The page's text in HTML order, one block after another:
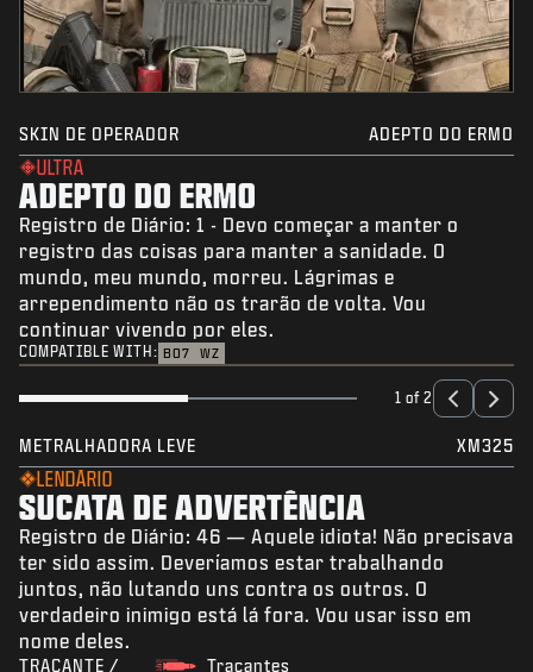
SKIN DE OPERADOR ADEPTO DO ERMO
ULTRA
ADEPTO DO ERMO
Registro de Diário: 1 - Devo começar a manter o
registro das coisas para manter a sanidade. O
mundo, meu mundo, morreu. Lágrimas e
arrependimento não os trarão de volta. Vou
continuar vivendo por eles.
COMPATIBLE WITH: BO7 WZ
1 of 2
METRALHADORA LEVE XM325
LENDÁRIO
SUCATA DE ADVERTÊNCIA
Registro de Diário: 46 — Aquele idiota! Não precisava
ter sido assim. Deveríamos estar trabalhando
juntos, não lutando uns contra os outros. O
verdadeiro inimigo está lá fora. Vou usar isso em
nome deles.
TRAÇANTE /
Traçantes